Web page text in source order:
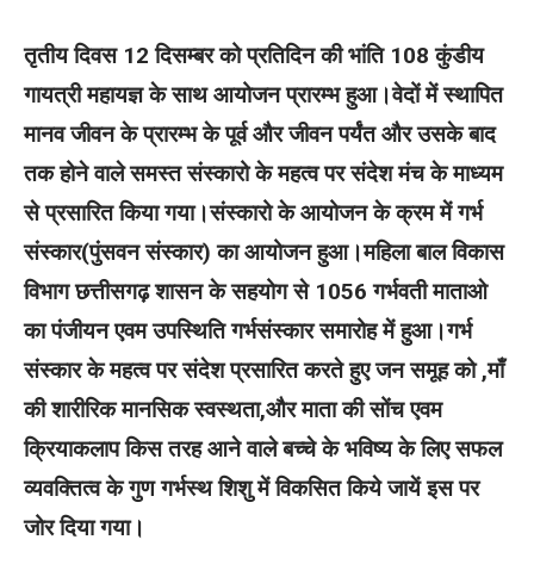
तृतीय दिवस 12 दिसम्बर को प्रतिदिन की भांति 108 कुंडीय
गायत्री महायज्ञ के साथ आयोजन प्रारम्भ हुआ।वेदों में स्थापित
मानव जीवन के प्रारम्भ के पूर्व और जीवन पर्यंत और उसके बाद
तक होने वाले समस्त संस्कारो के महत्व पर संदेश मंच के माध्यम
से प्रसारित किया गया।संस्कारो के आयोजन के क्रम में गर्भ
संस्कार(पुंसवन संस्कार) का आयोजन हुआ।महिला बाल विकास
विभाग छत्तीसगढ़ शासन के सहयोग से 1056 गर्भवती माताओ
का पंजीयन एवम उपस्थिति गर्भसंस्कार समारोह में हुआ।गर्भ
संस्कार के महत्व पर संदेश प्रसारित करते हुए जन समूह को ,माँ
की शारीरिक मानसिक स्वस्थता,और माता की सोंच एवम
क्रियाकलाप किस तरह आने वाले बच्चे के भविष्य के लिए सफल
व्यवक्तित्व के गुण गर्भस्थ शिशु में विकसित किये जायें इस पर
जोर दिया गया।